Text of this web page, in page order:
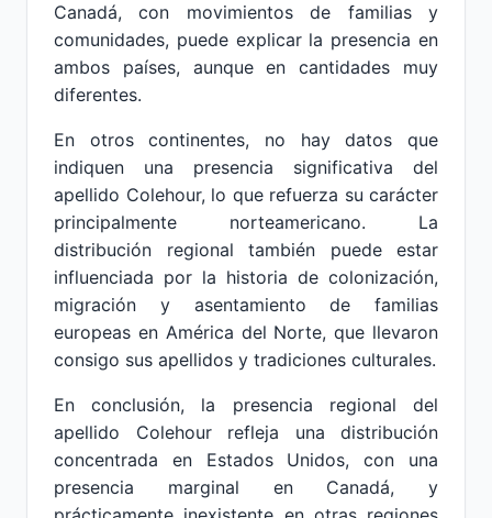
Canadá, con movimientos de familias y
comunidades, puede explicar la presencia en
ambos países, aunque en cantidades muy
diferentes.
En otros continentes, no hay datos que
indiquen una presencia significativa del
apellido Colehour, lo que refuerza su carácter
principalmente norteamericano. La
distribución regional también puede estar
influenciada por la historia de colonización,
migración y asentamiento de familias
europeas en América del Norte, que llevaron
consigo sus apellidos y tradiciones culturales.
En conclusión, la presencia regional del
apellido Colehour refleja una distribución
concentrada en Estados Unidos, con una
presencia marginal en Canadá, y